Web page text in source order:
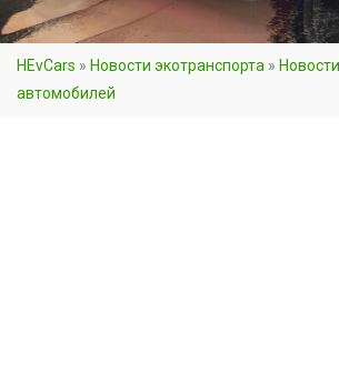
HEvCars » Новости экотранспорта »
автомобилей